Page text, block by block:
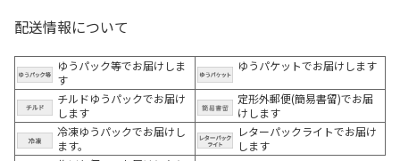
配送情報について
ゆうパック等でお届けしま
す
ゆうパケットでお届けします
チルドゆうパックでお届け
します
定形外郵便(簡易書留)でお届
けします
冷凍ゆうパックでお届けし
ます。
レターパックライトでお届け
します